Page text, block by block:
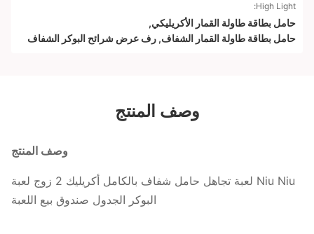
High Light:
حامل بطاقة طاولة القمار الأكريليكي,
حامل بطاقة طاولة القمار الشفاف, رف عرض شرائح البوكر الشفاف
وصف المنتج
وصف المنتج
Niu Niu لعبة تجاهل حامل شفاف بالكامل أكريليك 2 زوج لعبة
البوكر الجدول صندوق بيع اللعبة